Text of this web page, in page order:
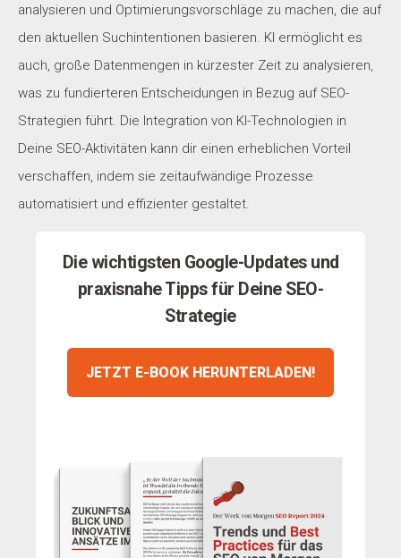
analysieren und Optimierungsvorschläge zu machen, die auf
den aktuellen Suchintentionen basieren. KI ermöglicht es
auch, große Datenmengen in kürzester Zeit zu analysieren,
was zu fundierteren Entscheidungen in Bezug auf SEO-
Strategien führt. Die Integration von KI-Technologien in
Deine SEO-Aktivitäten kann dir einen erheblichen Vorteil
verschaffen, indem sie zeitaufwändige Prozesse
automatisiert und effizienter gestaltet.
Die wichtigsten Google-Updates und
praxisnahe Tipps für Deine SEO-
Strategie
JETZT E-BOOK HERUNTERLADEN!